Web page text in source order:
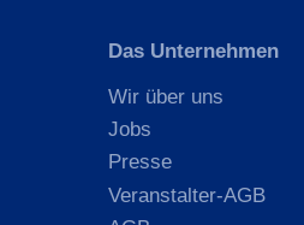
Das Unternehmen
Wir über uns
Jobs
Presse
Veranstalter-AGB